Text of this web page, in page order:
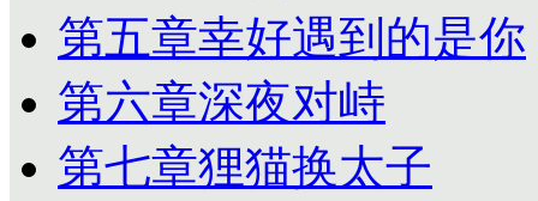
第五章幸好遇到的是你
第六章深夜对峙
第七章狸猫换太子